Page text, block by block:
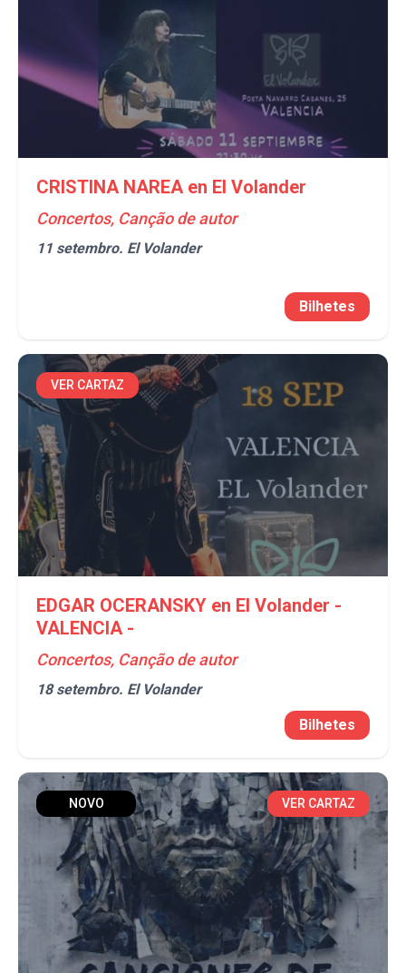
CRISTINA NAREA en El Volander
Concertos, Canção de autor
11 setembro. El Volander
Bilhetes
VER CARTAZ
EDGAR OCERANSKY en El Volander -
VALENCIA -
Concertos, Canção de autor
18 setembro. El Volander
Bilhetes
NOVO VER CARTAZ